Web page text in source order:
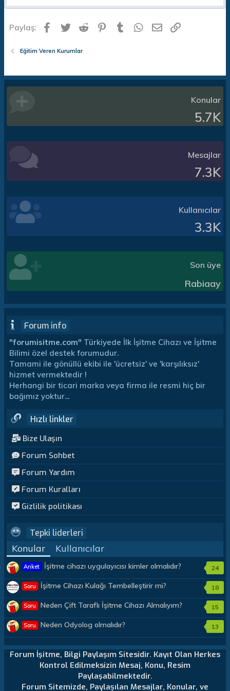
Paylaş: FacebookTwitterRedditPinterestTumblrWhatsApp
E-posta
Eğitim Veren Kurumlar
Konular
5.7K
Mesajlar
7.3K
Kullanıcılar
3.3K
Son üye
Rabiaay
Forum info
"forumisitme.com" Türkiyede İlk İşitme Cihazı ve İşitme
Bilimi özel destek forumudur.
Tamami ile gönüllü ekibi ile 'ücretsiz' ve 'karşılıksız'
hizmet vermektedir !
Herhangi bir ticari marka veya firma ile resmi hiç bir
bağımız yoktur...
Hızlı linkler
Bize Ulaşın
Forum Sohbet
Forum Yardım
Forum Kuralları
Gizlilik politikası
Tepki liderleri
Konular Kullanıcılar
Anket İşitme cihazı uygulayıcısı kimler olmalıdır? 24
Soru İşitme Cihazı Kulağı Tembelleştirir mi? 18
Soru Neden Çift Taraflı İşitme Cihazı Almalıyım? 15
Soru Neden Odyolog olmalıdır? 13
Forum İşitme, Bilgi Paylaşım Sitesidir. Kayıt Olan Herkes
Kontrol Edilmeksizin Mesaj, Konu, Resim
Paylaşabilmektedir.
Forum Sitemizde, Paylaşılan Mesajlar, Konular, ve